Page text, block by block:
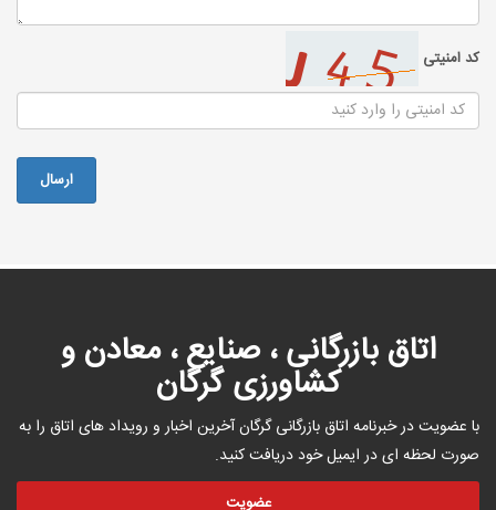
کد امنیتی
اتاق بازرگانی ، صنایع ، معادن و
کشاورزی گرگان
با عضویت در خبرنامه اتاق بازرگانی گرگان آخرین اخبار و رویداد های اتاق را به
صورت لحظه ای در ایمیل خود دریافت کنید.